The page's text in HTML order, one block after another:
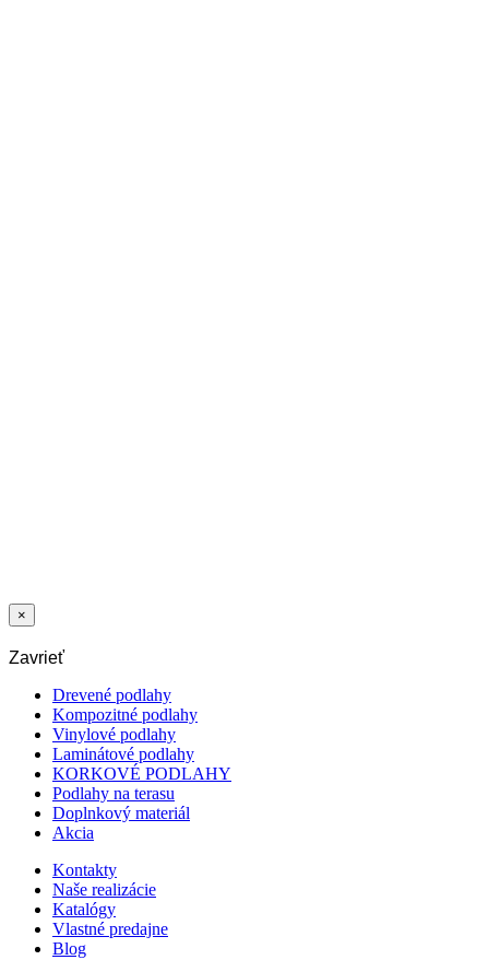
×
Zavrieť
Drevené podlahy
Kompozitné podlahy
Vinylové podlahy
Laminátové podlahy
KORKOVÉ PODLAHY
Podlahy na terasu
Doplnkový materiál
Akcia
Kontakty
Naše realizácie
Katalógy
Vlastné predajne
Blog